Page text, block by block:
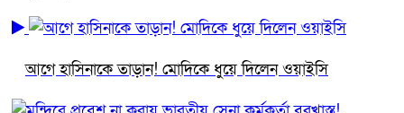
আগে হাসিনাকে তাড়ান! মোদিকে ধুয়ে দিলেন ওয়াইসি